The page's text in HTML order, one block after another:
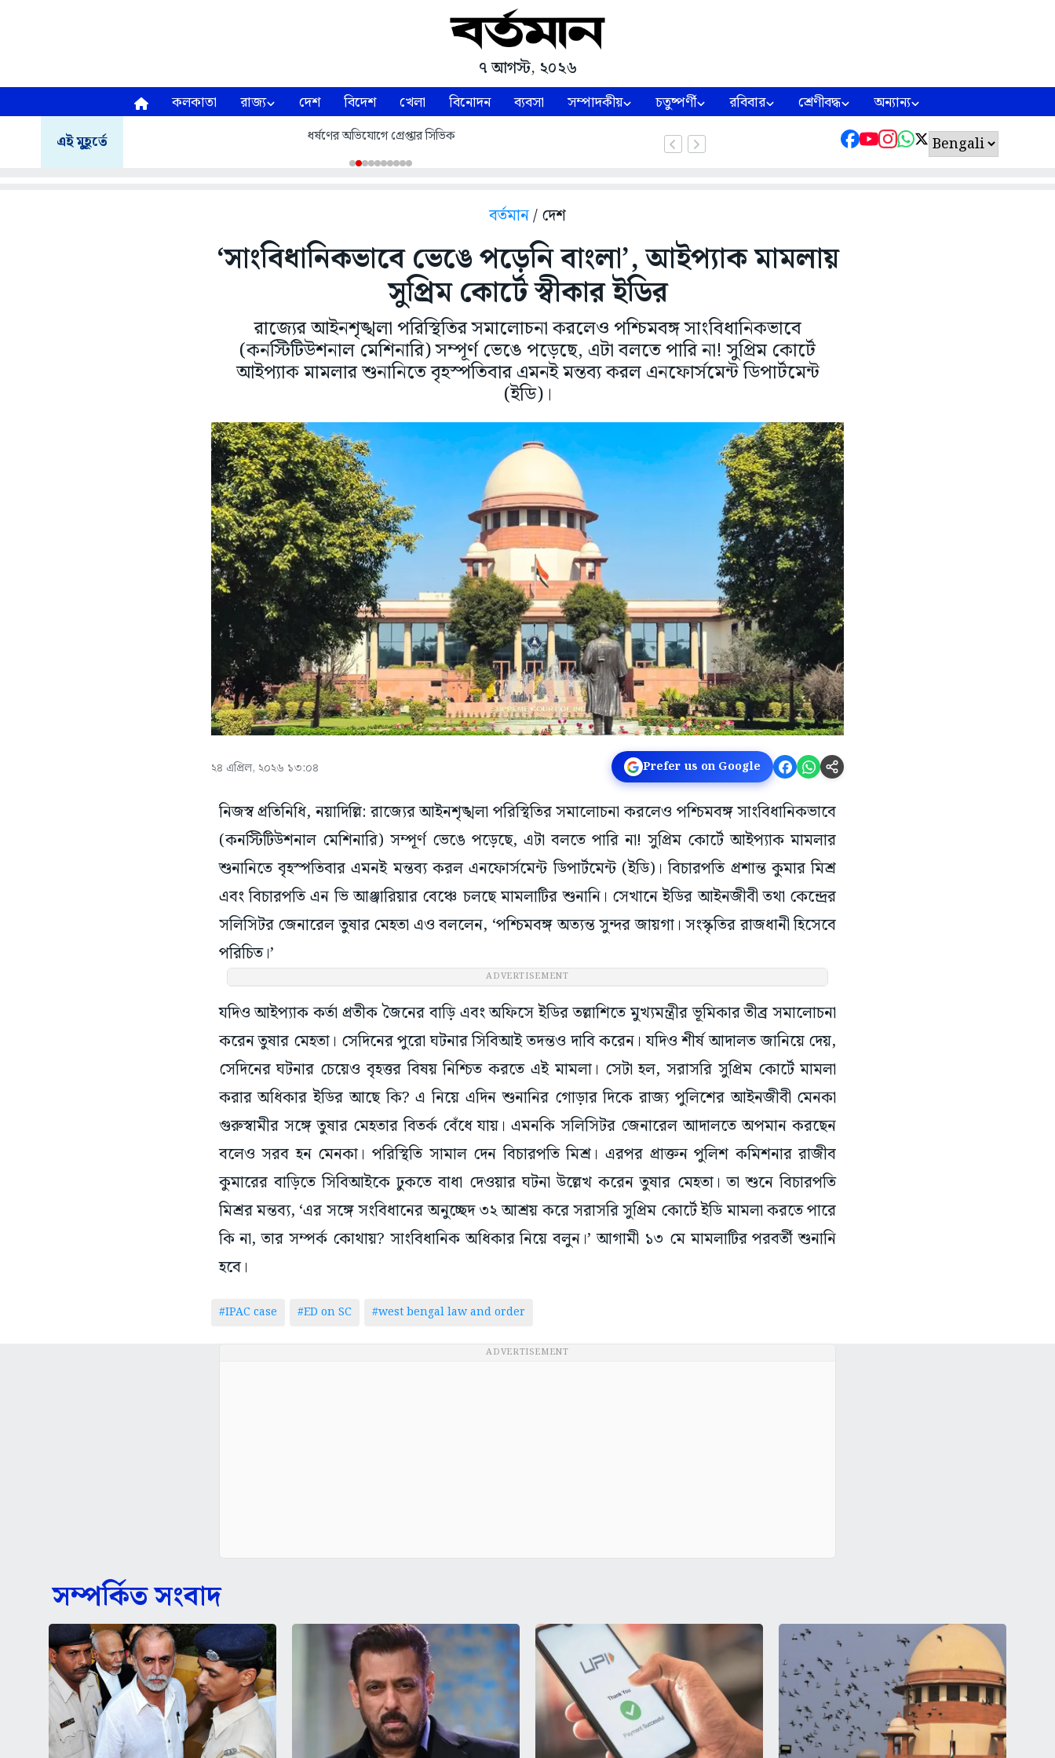
৭ আগস্ট, ২০২৬
কলকাতা রাজ্য দেশ বিদেশ খেলা বিনোদন ব্যবসা সম্পাদকীয় চতুষ্পর্ণী রবিবার শ্রেণীবদ্ধ অন্যান্য
এই মুহূর্তে ধর্ষণের অভিযোগে গ্রেপ্তার সিভিক
বর্তমান/ দেশ
‘সাংবিধানিকভাবে ভেঙে পড়েনি বাংলা’, আইপ্যাক মামলায়
সুপ্রিম কোর্টে স্বীকার ইডির
রাজ্যের আইনশৃঙ্খলা পরিস্থিতির সমালোচনা করলেও পশ্চিমবঙ্গ সাংবিধানিকভাবে
(কনস্টিটিউশনাল মেশিনারি) সম্পূর্ণ ভেঙে পড়েছে, এটা বলতে পারি না! সুপ্রিম কোর্টে
আইপ্যাক মামলার শুনানিতে বৃহস্পতিবার এমনই মন্তব্য করল এনফোর্সমেন্ট ডিপার্টমেন্ট
(ইডি)।
২৪ এপ্রিল, ২০২৬ ১৩:০৪ Prefer us on Google
নিজস্ব প্রতিনিধি, নয়াদিল্লি: রাজ্যের আইনশৃঙ্খলা পরিস্থিতির সমালোচনা করলেও পশ্চিমবঙ্গ সাংবিধানিকভাবে
(কনস্টিটিউশনাল মেশিনারি) সম্পূর্ণ ভেঙে পড়েছে, এটা বলতে পারি না! সুপ্রিম কোর্টে আইপ্যাক মামলার
শুনানিতে বৃহস্পতিবার এমনই মন্তব্য করল এনফোর্সমেন্ট ডিপার্টমেন্ট (ইডি)। বিচারপতি প্রশান্ত কুমার মিশ্র
এবং বিচারপতি এন ভি আঞ্জারিয়ার বেঞ্চে চলছে মামলাটির শুনানি। সেখানে ইডির আইনজীবী তথা কেন্দ্রের
সলিসিটর জেনারেল তুষার মেহতা এও বললেন, ‘পশ্চিমবঙ্গ অত্যন্ত সুন্দর জায়গা। সংস্কৃতির রাজধানী হিসেবে
পরিচিত।’
ADVERTISEMENT
যদিও আইপ্যাক কর্তা প্রতীক জৈনের বাড়ি এবং অফিসে ইডির তল্লাশিতে মুখ্যমন্ত্রীর ভূমিকার তীব্র সমালোচনা
করেন তুষার মেহতা। সেদিনের পুরো ঘটনার সিবিআই তদন্তও দাবি করেন। যদিও শীর্ষ আদালত জানিয়ে দেয়,
সেদিনের ঘটনার চেয়েও বৃহত্তর বিষয় নিশ্চিত করতে এই মামলা। সেটা হল, সরাসরি সুপ্রিম কোর্টে মামলা
করার অধিকার ইডির আছে কি? এ নিয়ে এদিন শুনানির গোড়ার দিকে রাজ্য পুলিশের আইনজীবী মেনকা
গুরুস্বামীর সঙ্গে তুষার মেহতার বিতর্ক বেঁধে যায়। এমনকি সলিসিটর জেনারেল আদালতে অপমান করছেন
বলেও সরব হন মেনকা। পরিস্থিতি সামাল দেন বিচারপতি মিশ্র। এরপর প্রাক্তন পুলিশ কমিশনার রাজীব
কুমারের বাড়িতে সিবিআইকে ঢুকতে বাধা দেওয়ার ঘটনা উল্লেখ করেন তুষার মেহতা। তা শুনে বিচারপতি
মিশ্রর মন্তব্য, ‘এর সঙ্গে সংবিধানের অনুচ্ছেদ ৩২ আশ্রয় করে সরাসরি সুপ্রিম কোর্টে ইডি মামলা করতে পারে
কি না, তার সম্পর্ক কোথায়? সাংবিধানিক অধিকার নিয়ে বলুন।’ আগামী ১৩ মে মামলাটির পরবর্তী শুনানি
হবে।
#IPAC case #ED on SC #west bengal law and order
ADVERTISEMENT
সম্পর্কিত সংবাদ